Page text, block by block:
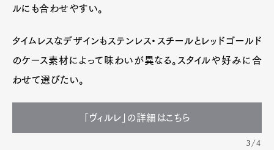
ルにも合わせやすい。
タイムレスなデザインもステンレス・スチールとレッドゴールド
のケース素材によって味わいが異なる。スタイルや好みに合
わせて選びたい。
「ヴィルレ」の詳細はこちら
3/4